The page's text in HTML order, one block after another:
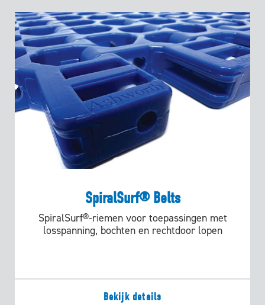
SpiralSurf® Belts
SpiralSurf®-riemen voor toepassingen met
losspanning, bochten en rechtdoor lopen
Bekijk details